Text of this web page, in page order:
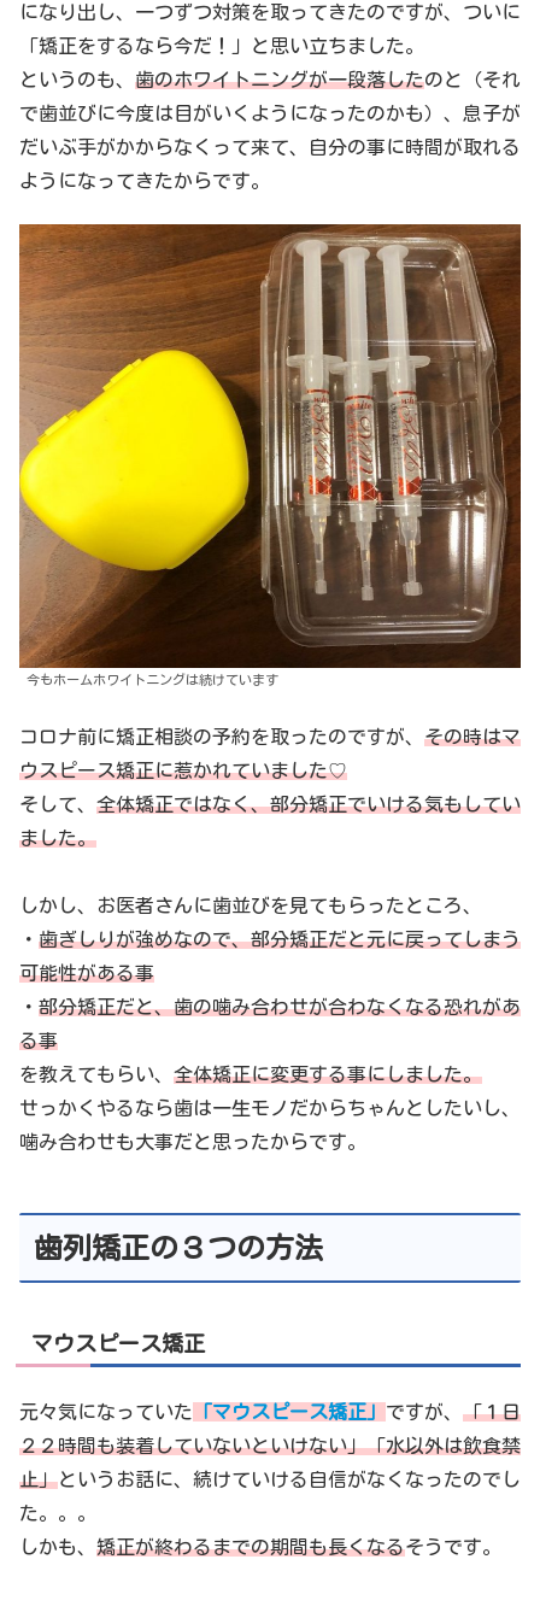
になり出し、一つずつ対策を取ってきたのですが、ついに
「矯正をするなら今だ！」と思い立ちました。
というのも、 歯のホワイトニングが一段落したのと（それ
で歯並びに今度は目がいくようになったのかも）、息子が
だいぶ手がかからなくって来て、自分の事に時間が取れる
ようになってきたからです。
今もホームホワイトニングは続けています
コロナ前に矯正相談の予約を取ったのですが、 その時はマ
ウスピース矯正に惹かれていました♡
そして、 全体矯正ではなく、部分矯正でいける気もしてい
ました。
しかし、お医者さんに歯並びを見てもらったところ、
・ 歯ぎしりが強めなので、部分矯正だと元に戻ってしまう
可能性がある事
・ 部分矯正だと、歯の噛み合わせが合わなくなる恐れがあ
る事
を教えてもらい、 全体矯正に変更する事にしました。
せっかくやるなら歯は一生モノだからちゃんとしたいし、
噛み合わせも大事だと思ったからです。
歯列矯正の３つの方法
マウスピース矯正
元々気になっていた 「マウスピース矯正」 ですが、 「１日
２２時間も装着していないといけない」「水以外は飲食禁
止」というお話に、続けていける自信がなくなったのでし
た。。。
しかも、 矯正が終わるまでの期間も長くなるそうです。